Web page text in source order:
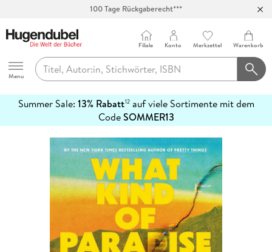
100 Tage Rückgaberecht***
Hugendubel
Menu
Filiale Konto Merkzettel Warenkorb
Summer Sale: 13% Rabatt12auf viele Sortimente mit dem
CodeSOMMER13
erfahren